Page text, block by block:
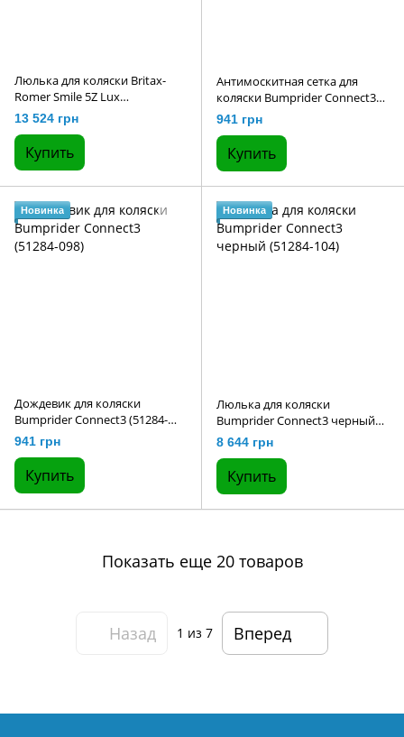
Люлька для коляски Britax-
Romer Smile 5Z Lux
коричневый (2000040858)
13 524 грн
Купить
Антимоскитная сетка для
коляски Bumprider Connect3
черный (51284-097)
941 грн
Купить
Новинка
Дождевик для коляски
Bumprider Connect3 (51284-
098)
941 грн
Купить
Новинка
Люлька для коляски
Bumprider Connect3 черный
(51284-104)
8 644 грн
Купить
Показать еще 20 товаров
Назад 1 из 7 Вперед